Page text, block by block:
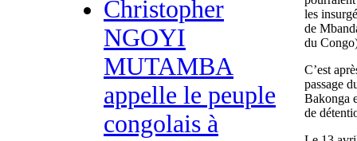
Christopher
NGOYI
MUTAMBA
appelle le peuple
congolais à
les
de
du
C’est
passage
Bakonga
de